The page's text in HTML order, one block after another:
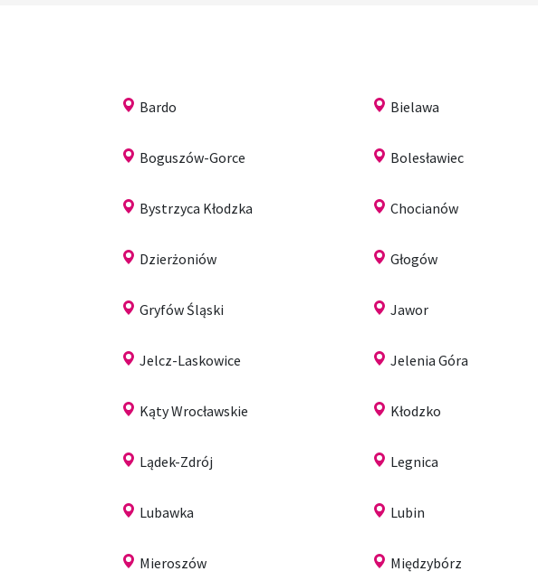
Bardo Bielawa
Boguszów-Gorce Bolesławiec
Bystrzyca Kłodzka Chocianów
Dzierżoniów Głogów
Gryfów Śląski Jawor
Jelcz-Laskowice Jelenia Góra
Kąty Wrocławskie Kłodzko
Lądek-Zdrój Legnica
Lubawka Lubin
Mieroszów Międzybórz